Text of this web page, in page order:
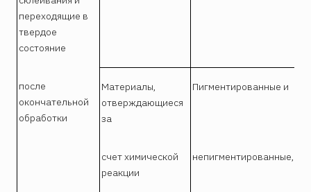
переходящие в
твердое
состояние
после
окончательной
обработки
Материалы,
отверждающиеся
за
Пигментированные и
счет химической
реакции
непигментированные,